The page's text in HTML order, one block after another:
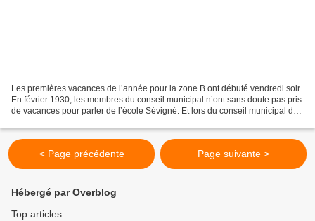
Les premières vacances de l’année pour la zone B ont débuté vendredi soir.
En février 1930, les membres du conseil municipal n’ont sans doute pas pris
de vacances pour parler de l’école Sévigné. Et lors du conseil municipal du
< Page précédente Page suivante >
Hébergé par Overblog
Top articles